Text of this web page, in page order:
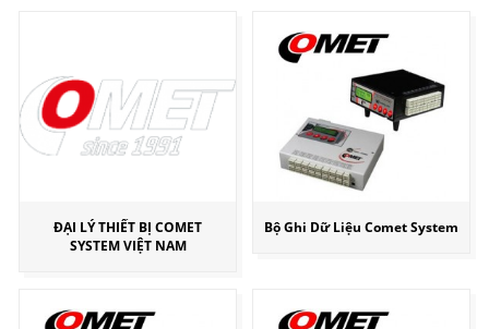
ĐẠI LÝ THIẾT BỊ COMET
SYSTEM VIỆT NAM
Bộ Ghi Dữ Liệu Comet System